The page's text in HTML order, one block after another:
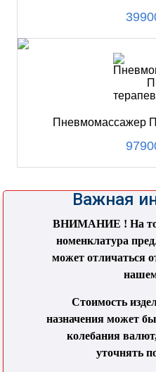
Пневмомассажер
Важная
ВНИМАНИЕ ! На
номенклатура
может отличаться
Стоимость
назначения может
колебания
уточнять